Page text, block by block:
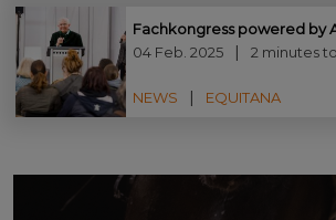
Fachkongress powered by
04 Feb. 2025
2 minutes
NEWS EQUITANA